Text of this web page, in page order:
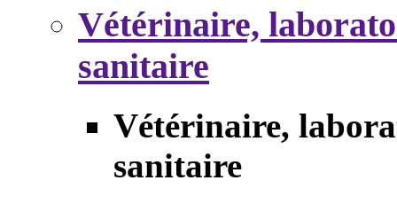
Vétérinaire,
sanitaire
Vétérinaire,
sanitaire